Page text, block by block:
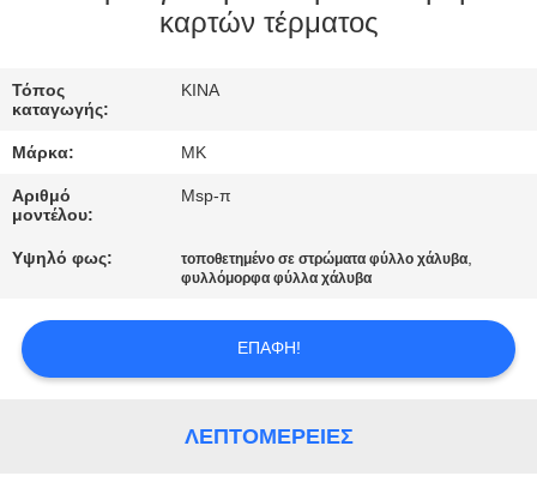
ΠΟΙΌΤΗΤΑΣ
ΕΠΙΚΟΙΝΩΝΉΣΤΕ
ΜΑΖΊ
ΜΑΣ
ΕΙΔΉΣΕΙΣ
καρτών τέρματος
Τόπος
καταγωγής:
ΚΙΝΑ
Μάρκα: MK
Αριθμό
μοντέλου:
Msp-π
Υψηλό φως: τοποθετημένο σε στρώματα φύλλο χάλυβα,
φυλλόμορφα φύλλα χάλυβα
ΕΠΑΦΉ!
ΛΕΠΤΟΜΈΡΕΙΕΣ